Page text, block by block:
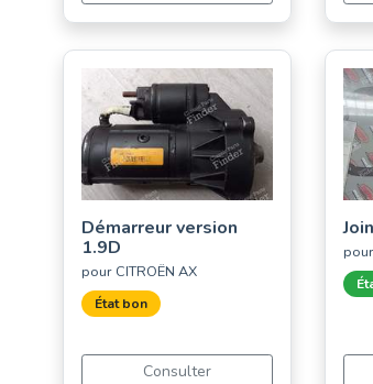
Démarreur version
1.9D
pour CITROËN AX
État bon
Consulter